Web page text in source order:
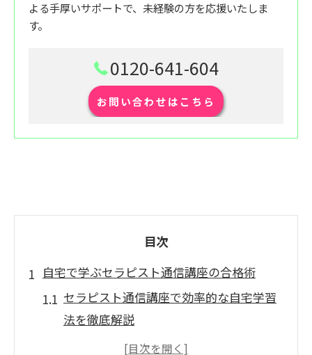
よる手厚いサポートで、未経験の方を応援いたしま
す。
0120-641-604
お問い合わせはこちら
目次
自宅で学ぶセラピスト通信講座の合格術
セラピスト通信講座で効率的な自宅学習
法を徹底解説
自宅受講で合格を目指すための学習ペー